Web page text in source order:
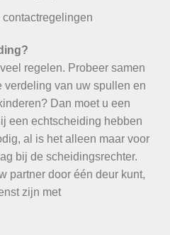
regelen. Probeer samen
verdeling van uw spullen en
Dan moet u een
een echtscheiding hebben
al is het alleen maar voor
bij de scheidingsrechter.
partner door één deur kunt,
zijn met